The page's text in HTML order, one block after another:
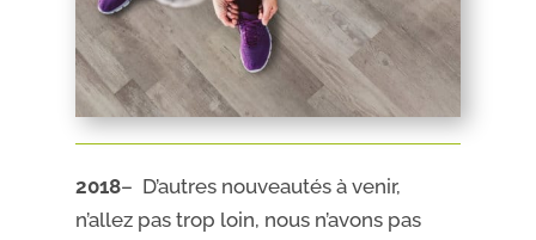
2018– D’autres nouveautés à venir,
n’allez pas trop loin, nous n’avons pas